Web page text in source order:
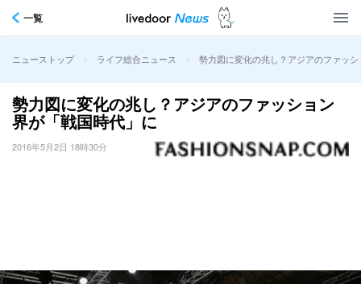
一覧
ニューストップ > ライフ総合ニュース > 勢力図に変化の兆し？アジアのファッ
勢力図に変化の兆し？アジアのファッション
界が「戦国時代」に
2016年5月2日 18時30分